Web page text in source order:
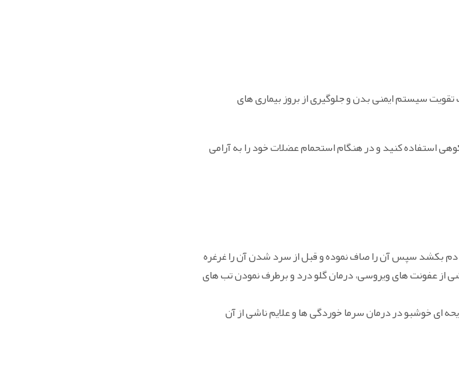
سیستم ایمنی بدن و جلوگیری از بروز بیماری های
استفاده کنید و در هنگام استحمام عضلات خود را به آرامی
دم بکشد سپس آن را صاف نموده و قبل از سرد شدن آن را غرغره
از عفونت های ویروسی، درمان گلو درد و برطرف نمودن تب های
ای خوشبو در درمان سرما خوردگی ها و علایم ناشی از آن